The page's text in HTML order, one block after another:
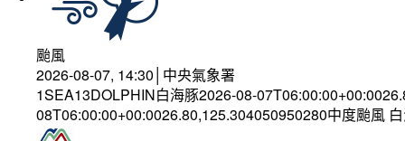
颱風
2026-08-07, 14:30│中央氣象署
1SEA13DOLPHIN白海豚2026-08-
08T06:00:00+00:0026.80,125.304050950280中度颱風